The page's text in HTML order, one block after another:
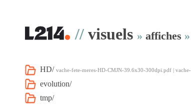
// visuels » affiches »
HD/ vache-fete-meres-HD-CMJN-39.6x30-300dpi.pdf |
evolution/
tmp/